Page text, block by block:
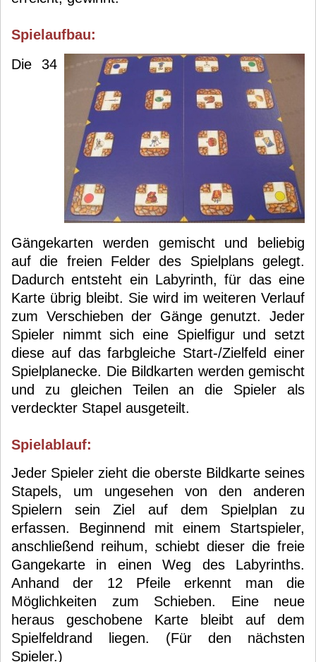
Spielaufbau:
Die 34
Gängekarten werden gemischt und beliebig
auf die freien Felder des Spielplans gelegt.
Dadurch entsteht ein Labyrinth, für das eine
Karte übrig bleibt. Sie wird im weiteren Verlauf
zum Verschieben der Gänge genutzt. Jeder
Spieler nimmt sich eine Spielfigur und setzt
diese auf das farbgleiche Start-/Zielfeld einer
Spielplanecke. Die Bildkarten werden gemischt
und zu gleichen Teilen an die Spieler als
verdeckter Stapel ausgeteilt.
Spielablauf:
Jeder Spieler zieht die oberste Bildkarte seines
Stapels, um ungesehen von den anderen
Spielern sein Ziel auf dem Spielplan zu
erfassen. Beginnend mit einem Startspieler,
anschließend reihum, schiebt dieser die freie
Gangekarte in einen Weg des Labyrinths.
Anhand der 12 Pfeile erkennt man die
Möglichkeiten zum Schieben. Eine neue
heraus geschobene Karte bleibt auf dem
Spielfeldrand liegen. (Für den nächsten
Spieler.)